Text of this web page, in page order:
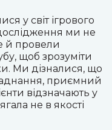
у світ ігрового
ми не
й провели
щоб зрозуміти
Ми дізналися, що
приємний
відзначають у
не в якості